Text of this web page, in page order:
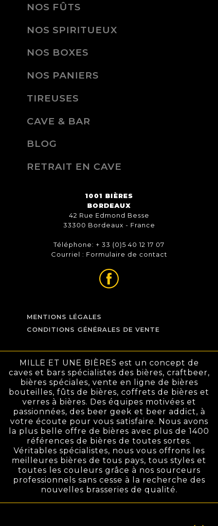
NOS FÛTS
NOS SPIRITUEUX
NOS BOXES
NOS PANIERS
TIREUSES
CAVE & BAR
BLOG
RETRAIT EN CAVE
1001 BIÈRES
BORDEAUX
42 Rue Edmond Besse
33300 Bordeaux - France
Téléphone: + 33 (0)5 40 12 17 07
Courriel : Formulaire de contact
MENTIONS LÉGALES
CONDITIONS GÉNÉRALES DE VENTE
MILLE ET UNE BIÈRES est un concept de
caves et bars spécialistes des bières, craftbeer,
bières spéciales, vente en ligne de bières
bouteilles, fûts de bières, coffrets de bières et
verres à bières. Des équipes motivées et
passionnées, des beer geek et beer addict, à
votre écoute pour vous satisfaire. Nous avons
la plus belle offre de bières avec plus de 1400
références de bières de toutes sortes.
Véritables spécialistes, nous vous offrons les
meilleures bières de tous pays, tous styles et
toutes les couleurs grâce à nos sourceurs
professionnels sans cesse à la recherche des
nouvelles brasseries de qualité.